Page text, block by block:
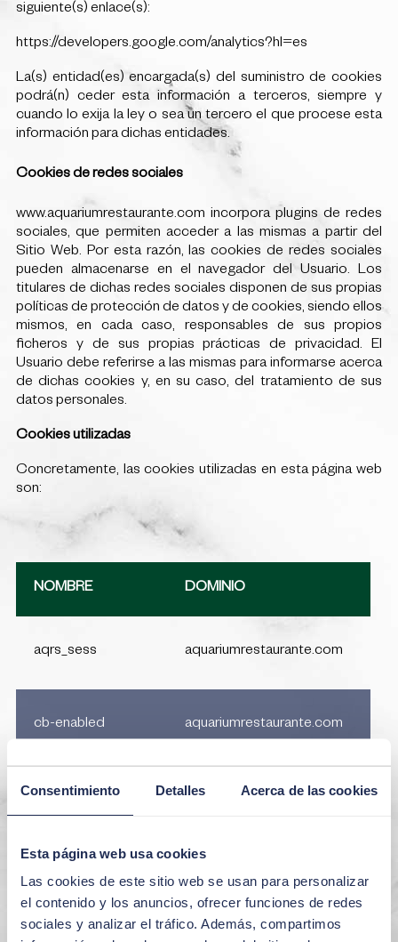
Consentimiento Detalles Acerca de las cookies
Esta página web usa cookies
Las cookies de este sitio web se usan para personalizar
el contenido y los anuncios, ofrecer funciones de redes
sociales y analizar el tráfico. Además, compartimos
siguiente(s) enlace(s):
https://developers.google.com/analytics?hl=es
La(s) entidad(es) encargada(s) del suministro de cookies
podrá(n) ceder esta información a terceros, siempre y
cuando lo exija la ley o sea un tercero el que procese esta
información para dichas entidades.
Cookies de redes sociales
www.aquariumrestaurante.com incorpora plugins de redes
sociales, que permiten acceder a las mismas a partir del
Sitio Web. Por esta razón, las cookies de redes sociales
pueden almacenarse en el navegador del Usuario. Los
titulares de dichas redes sociales disponen de sus propias
políticas de protección de datos y de cookies, siendo ellos
mismos, en cada caso, responsables de sus propios
ficheros y de sus propias prácticas de privacidad. El
Usuario debe referirse a las mismas para informarse acerca
de dichas cookies y, en su caso, del tratamiento de sus
datos personales.
Cookies utilizadas
Concretamente, las cookies utilizadas en esta página web
son:
NOMBRE DOMINIO
aqrs_sess aquariumrestaurante.com
cb-enabled aquariumrestaurante.com
_ga aquariumrestaurante.com